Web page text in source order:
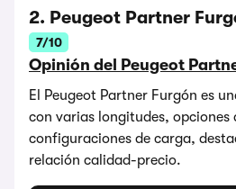
2. Peugeot Partner
7/10
Opinión del Peugeot
El Peugeot Partner Furgón es
con varias longitudes, opciones
configuraciones de carga,
relación calidad-precio.